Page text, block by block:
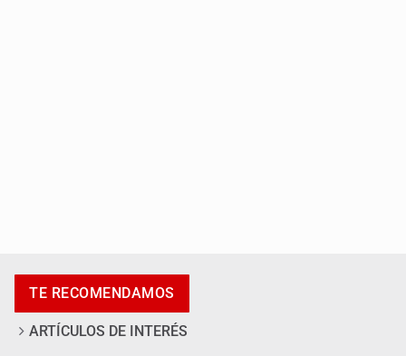
en Oblatos
TE RECOMENDAMOS
ARTÍCULOS DE INTERÉS